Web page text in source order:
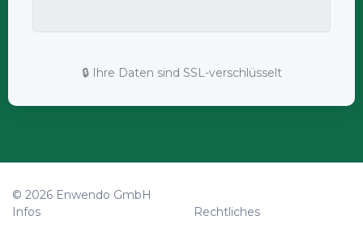
🔒 Ihre Daten sind SSL-verschlüsselt
© 2026 Enwendo GmbH
Infos
Rechtliches